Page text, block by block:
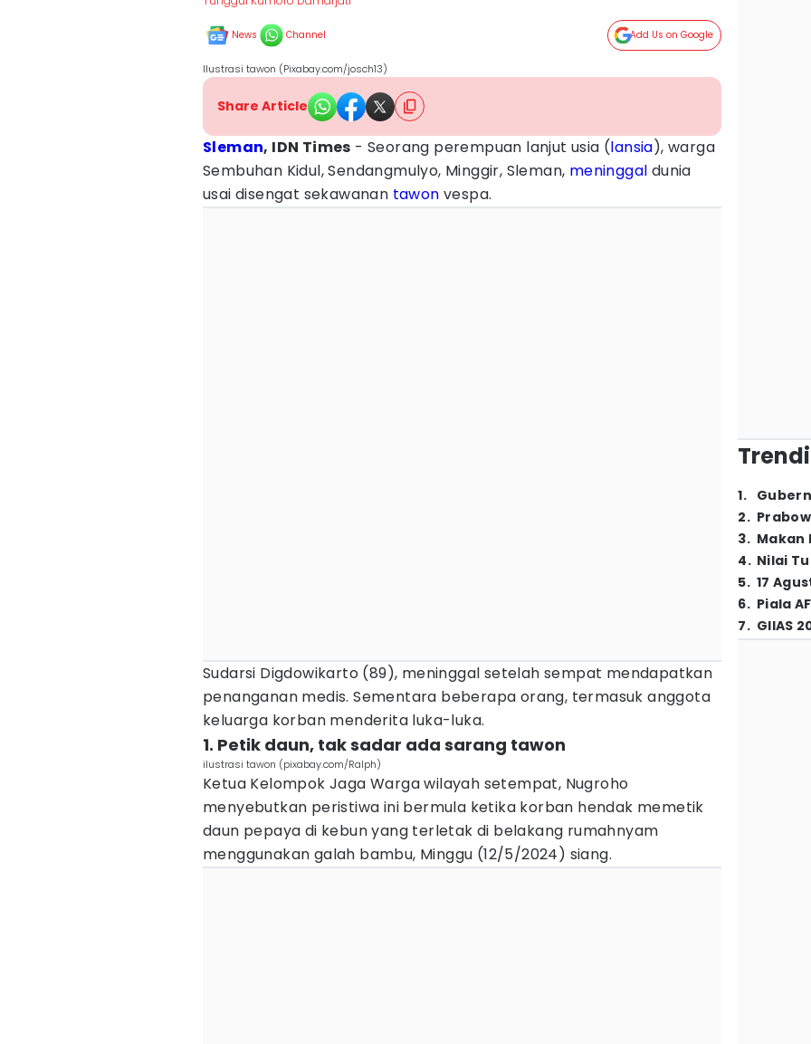
News Channel Add Us on Google
Ilustrasi tawon (Pixabay.com/josch13)
Share Article
Sleman, IDN Times - Seorang perempuan lanjut usia (lansia), warga
Sembuhan Kidul, Sendangmulyo, Minggir, Sleman, meninggal dunia
usai disengat sekawanan tawon vespa.
Sudarsi Digdowikarto (89), meninggal setelah sempat mendapatkan
penanganan medis. Sementara beberapa orang, termasuk anggota
keluarga korban menderita luka-luka.
1. Petik daun, tak sadar ada sarang tawon
ilustrasi tawon (pixabay.com/Ralph)
Ketua Kelompok Jaga Warga wilayah setempat, Nugroho
menyebutkan peristiwa ini bermula ketika korban hendak memetik
daun pepaya di kebun yang terletak di belakang rumahnyam
menggunakan galah bambu, Minggu (12/5/2024) siang.
1.
2.
3. Makan
4. Nilai
5. 17
6. Piala
7. GIIAS